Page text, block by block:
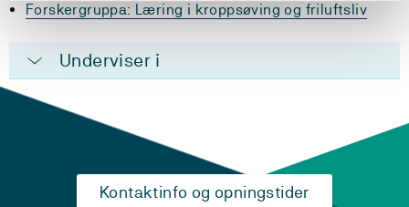
Forskergruppa: Læring i kroppsøving og friluftsliv
Underviser i
Kontaktinfo og opningstider